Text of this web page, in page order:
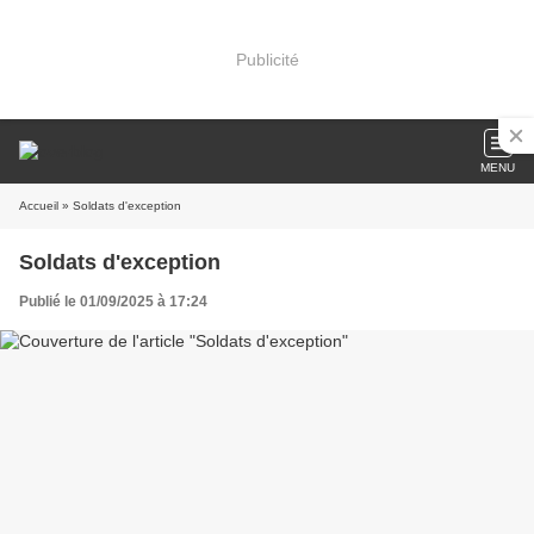
Publicité
MENU
Accueil » Soldats d'exception
Soldats d'exception
Publié le 01/09/2025 à 17:24